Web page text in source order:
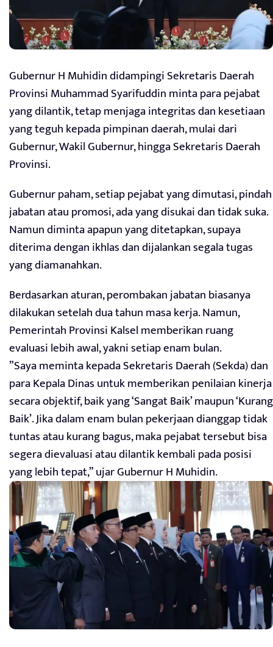
Gubernur H Muhidin didampingi Sekretaris Daerah
Provinsi Muhammad Syarifuddin minta para pejabat
yang dilantik, tetap menjaga integritas dan kesetiaan
yang teguh kepada pimpinan daerah, mulai dari
Gubernur, Wakil Gubernur, hingga Sekretaris Daerah
Provinsi.
Gubernur paham, setiap pejabat yang dimutasi, pindah
jabatan atau promosi, ada yang disukai dan tidak suka.
Namun diminta apapun yang ditetapkan, supaya
diterima dengan ikhlas dan dijalankan segala tugas
yang diamanahkan.
Berdasarkan aturan, perombakan jabatan biasanya
dilakukan setelah dua tahun masa kerja. Namun,
Pemerintah Provinsi Kalsel memberikan ruang
evaluasi lebih awal, yakni setiap enam bulan.
”Saya meminta kepada Sekretaris Daerah (Sekda) dan
para Kepala Dinas untuk memberikan penilaian kinerja
secara objektif, baik yang ‘Sangat Baik’ maupun ‘Kurang
Baik’. Jika dalam enam bulan pekerjaan dianggap tidak
tuntas atau kurang bagus, maka pejabat tersebut bisa
segera dievaluasi atau dilantik kembali pada posisi
yang lebih tepat,” ujar Gubernur H Muhidin.